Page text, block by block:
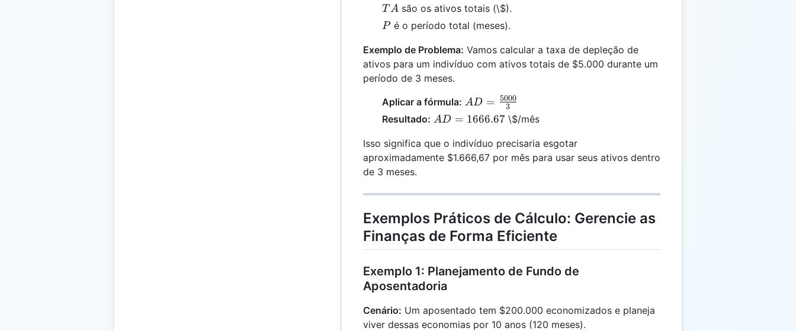
TA
T A são os ativos totais (\$).
P
Pé o período total (meses).
Exemplo de Problema: Vamos calcular a taxa de depleção de
ativos para um indivíduo com ativos totais de $5.000 durante um
período de 3 meses.
Aplicar a fórmula: AD =
\frac{5000}
A D = 3
5000
Resultado: AD =
A D = 1666.67 \$/mês
Isso significa que o indivíduo precisaria esgotar
aproximadamente $1.666,67 por mês para usar seus ativos dentro
de 3 meses.
Exemplos Práticos de Cálculo: Gerencie as
Finanças de Forma Eficiente
Exemplo 1: Planejamento de Fundo de
Aposentadoria
Cenário: Um aposentado tem $200.000 economizados e planeja
viver dessas economias por 10 anos (120 meses).